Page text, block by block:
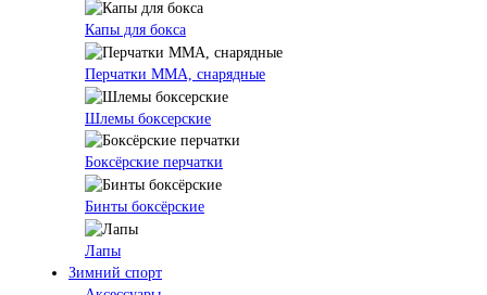
Капы для бокса
Перчатки ММА, снарядные
Шлемы боксерские
Боксёрские перчатки
Бинты боксёрские
Лапы
Зимний спорт